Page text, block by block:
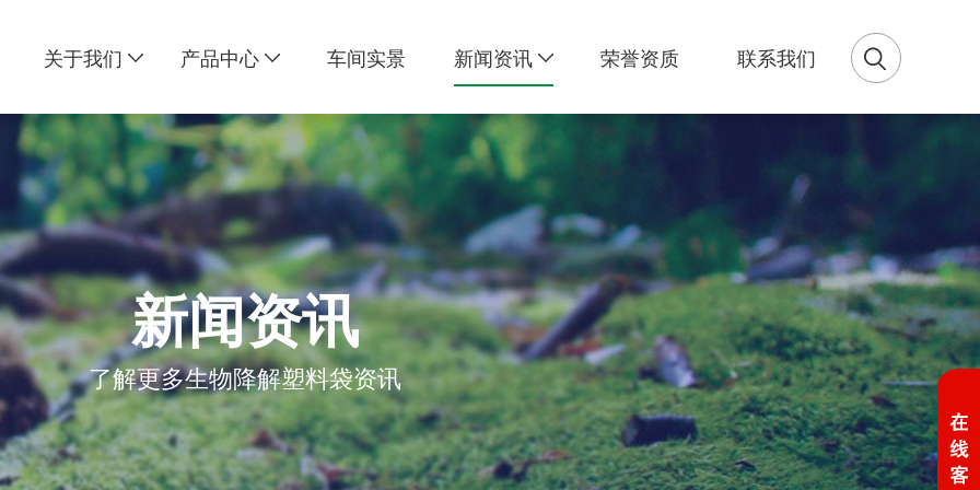
关于我们 产品中心 车间实景 新闻资讯 荣誉资质 联系我们
新闻资讯
了解更多生物降解塑料袋资讯